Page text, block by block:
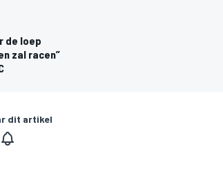
de loep
zal racen”
dit artikel